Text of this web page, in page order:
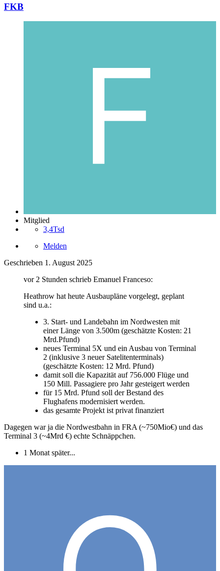
FKB
Mitglied
3,4Tsd
Melden
Geschrieben 1. August 2025
vor 2 Stunden schrieb Emanuel Franceso:
Heathrow hat heute Ausbaupläne vorgelegt, geplant
sind u.a.:
3. Start- und Landebahn im Nordwesten mit
einer Länge von 3.500m (geschätzte Kosten: 21
Mrd.Pfund)
neues Terminal 5X und ein Ausbau von Terminal
2 (inklusive 3 neuer Satelitenterminals)
(geschätzte Kosten: 12 Mrd. Pfund)
damit soll die Kapazität auf 756.000 Flüge und
150 Mill. Passagiere pro Jahr gesteigert werden
für 15 Mrd. Pfund soll der Bestand des
Flughafens modernisiert werden.
das gesamte Projekt ist privat finanziert
Dagegen war ja die Nordwestbahn in FRA (~750Mio€) und das
Terminal 3 (~4Mrd €) echte Schnäppchen.
1 Monat später...